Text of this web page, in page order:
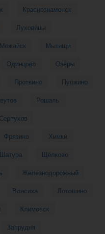
Краснознаменск
Луховицы
Можайск
Мытищи
Одинцово
Озёры
Протвино
Пушкино
Рошаль
Серпухов
Фрязино
Химки
Шатура
Щёлково
Железнодорожный
Власиха
Лотошино
Климовск
Запрудня